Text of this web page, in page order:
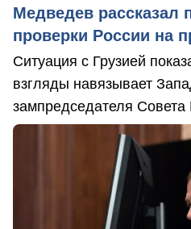
Медведев рассказал
проверки России на
Ситуация с Грузией
взгляды навязывает
зампредседателя